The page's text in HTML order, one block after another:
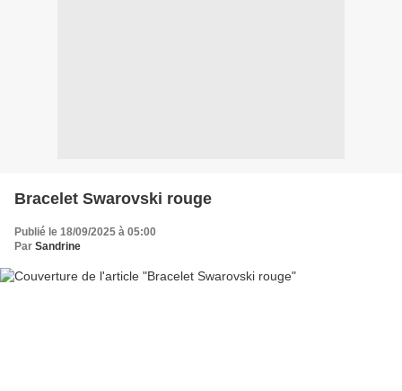
Bracelet Swarovski rouge
Publié le 18/09/2025 à 05:00
Par Sandrine